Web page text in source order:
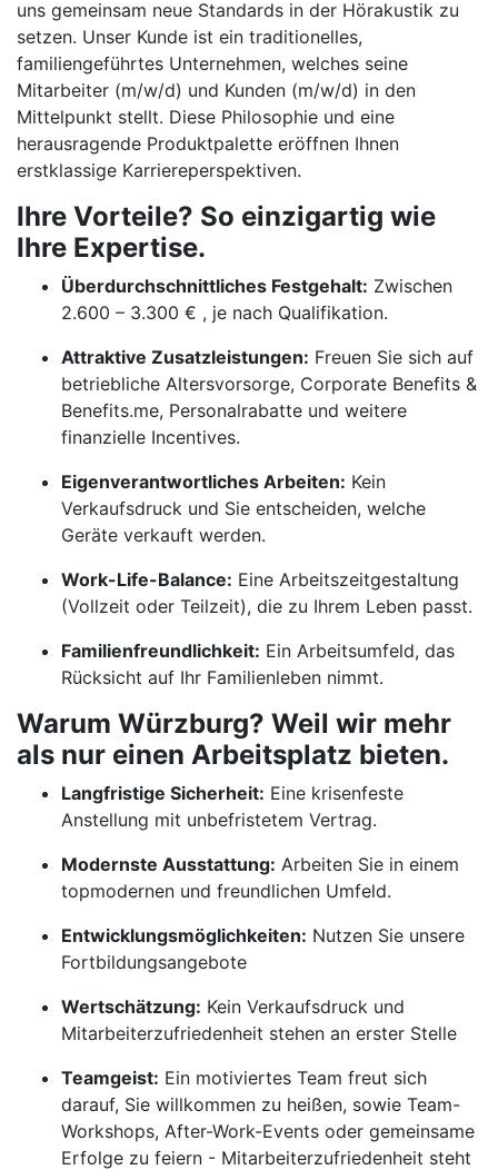
uns gemeinsam neue Standards in der Hörakustik zu
setzen. Unser Kunde ist ein traditionelles,
familiengeführtes Unternehmen, welches seine
Mitarbeiter (m/w/d) und Kunden (m/w/d) in den
Mittelpunkt stellt. Diese Philosophie und eine
herausragende Produktpalette eröffnen Ihnen
erstklassige Karriereperspektiven.
Ihre Vorteile? So einzigartig wie
Ihre Expertise.
Überdurchschnittliches Festgehalt: Zwischen
2.600 – 3.300 € , je nach Qualifikation.
Attraktive Zusatzleistungen: Freuen Sie sich auf
betriebliche Altersvorsorge, Corporate Benefits &
Benefits.me, Personalrabatte und weitere
finanzielle Incentives.
Eigenverantwortliches Arbeiten: Kein
Verkaufsdruck und Sie entscheiden, welche
Geräte verkauft werden.
Work-Life-Balance: Eine Arbeitszeitgestaltung
(Vollzeit oder Teilzeit), die zu Ihrem Leben passt.
Familienfreundlichkeit: Ein Arbeitsumfeld, das
Rücksicht auf Ihr Familienleben nimmt.
Warum Würzburg? Weil wir mehr
als nur einen Arbeitsplatz bieten.
Langfristige Sicherheit: Eine krisenfeste
Anstellung mit unbefristetem Vertrag.
Modernste Ausstattung: Arbeiten Sie in einem
topmodernen und freundlichen Umfeld.
Entwicklungsmöglichkeiten: Nutzen Sie unsere
Fortbildungsangebote
Wertschätzung: Kein Verkaufsdruck und
Mitarbeiterzufriedenheit stehen an erster Stelle
Teamgeist: Ein motiviertes Team freut sich
darauf, Sie willkommen zu heißen, sowie Team-
Workshops, After-Work-Events oder gemeinsame
Erfolge zu feiern - Mitarbeiterzufriedenheit steht